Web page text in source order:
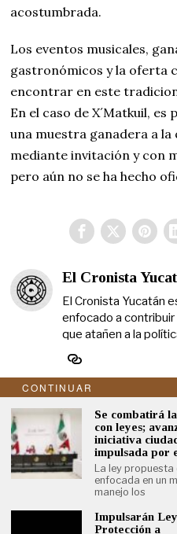
acostumbrada.
Los eventos musicales,
gastronómicos y la oferta
encontrar en este
En el caso de X´Matkuil, es
una muestra ganadera a la
mediante invitación y con
pero aún no se ha hecho
El Cronista
El Cronista Yucatán
enfocado a contribuir
que atañen a la
NOSOTROS
El Cronista
enfocado a
temas que
CONTINUAR
Se combatirá
con leyes;
iniciativa
impulsada por
La ley propuesta
enfocada en un
manejo los
Impulsarán
Protección a